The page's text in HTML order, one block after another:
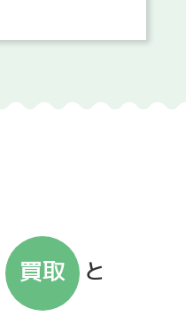
買取 と